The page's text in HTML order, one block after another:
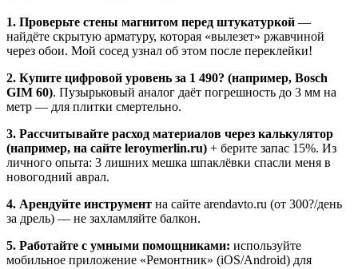
1. Проверьте стены магнитом перед штукатуркой —
найдёте скрытую арматуру, которая «вылезет» ржавчиной
через обои. Мой сосед узнал об этом после переклейки!
2. Купите цифровой уровень за 1 490? (например, Bosch
GIM 60). Пузырьковый аналог даёт погрешность до 3 мм на
метр — для плитки смертельно.
3. Рассчитывайте расход материалов через калькулятор
(например, на сайте leroymerlin.ru) + берите запас 15%. Из
личного опыта: 3 лишних мешка шпаклёвки спасли меня в
новогодний аврал.
4. Арендуйте инструмент на сайте arendavto.ru (от 300?/день
за дрель) — не захламляйте балкон.
5. Работайте с умными помощниками: используйте
мобильное приложение «Ремонтник» (iOS/Android) для